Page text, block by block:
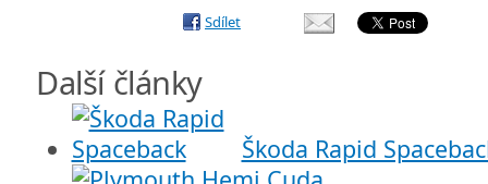
Sdílet
Další články
Škoda Rapid